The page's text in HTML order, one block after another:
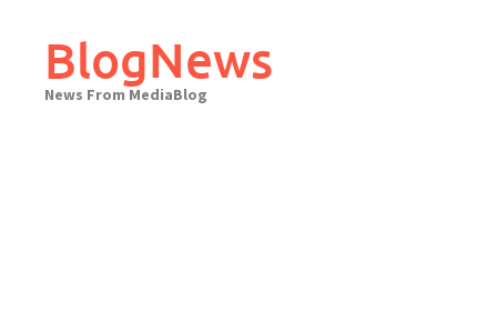
contentBlogNews
News From MediaBlog